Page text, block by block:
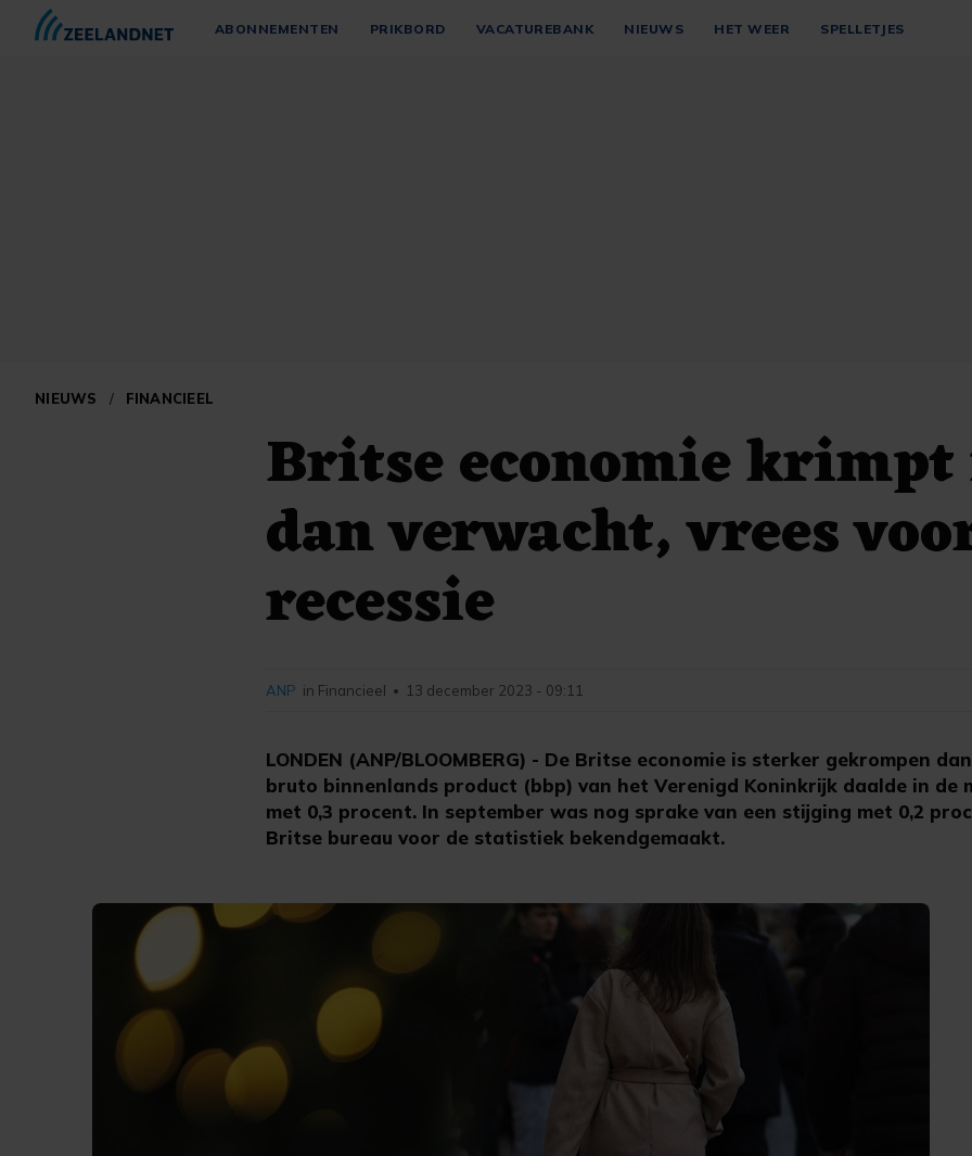
ABONNEMENTEN PRIKBORD VACATUREBANK NIEUWS HET WEER SPELLETJES
NIEUWS / FINANCIEEL
Britse economie krimpt
dan verwacht, vrees
recessie
LONDEN (ANP/BLOOMBERG) - De Britse economie is sterker gekrompen
bruto binnenlands product (bbp) van het Verenigd Koninkrijk daalde in de
met 0,3 procent. In september was nog sprake van een stijging met 0,2
Britse bureau voor de statistiek bekendgemaakt.
ANP in Financieel • 13 december 2023 - 09:11